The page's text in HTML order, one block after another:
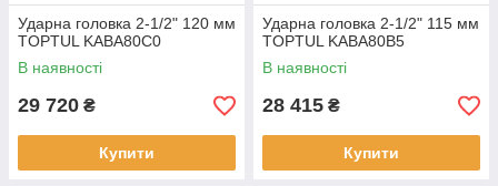
Ударна головка 2-1/2" 120 мм
TOPTUL KABA80C0
В наявності
29 720 ₴
Купити
Ударна головка 2-1/2" 115 мм
TOPTUL KABA80B5
В наявності
28 415 ₴
Купити